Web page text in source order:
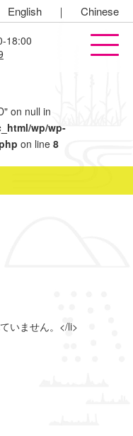
English ｜ Chinese
18:00
on null in
wp/wp-
on line8
いません。</li>